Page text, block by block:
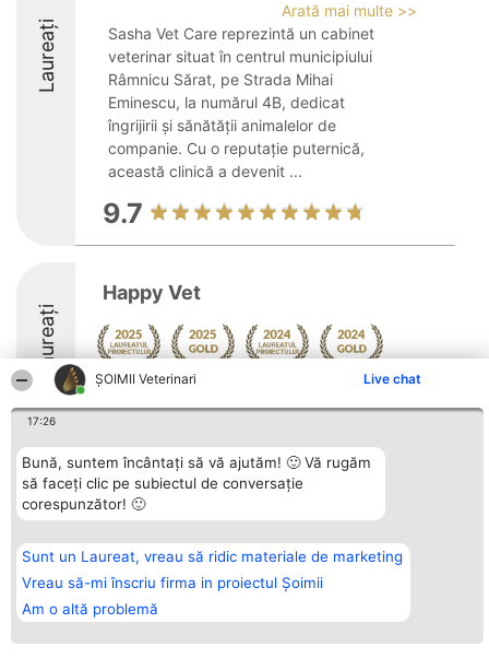
ȘOIMII Veterinari Live chat
17:26
Bună, suntem încântați să vă ajutăm! 🙂 Vă rugăm
să faceți clic pe subiectul de conversație
corespunzător! 🙂
Sunt un Laureat, vreau să ridic materiale de marketing
Vreau să-mi înscriu firma in proiectul Șoimii
Am o altă problemă
Laureați
Arată mai multe >>
Sasha Vet Care reprezintă un cabinet
veterinar situat în centrul municipiului
Râmnicu Sărat, pe Strada Mihai
Eminescu, la numărul 4B, dedicat
îngrijirii și sănătății animalelor de
companie. Cu o reputație puternică,
această clinică a devenit ...
9.7
Laureați
Happy Vet
9.8
Organizator Ranking
BRIGHT SOLUTIONS BR SRL
Aleea Timisul De Sus 2 Bl. A30
București
CUI 36737675
tel: +40 770 990 492
Plebiscyt
Câștigătorii
Reguli
Statut
Politica de
confidențialitate